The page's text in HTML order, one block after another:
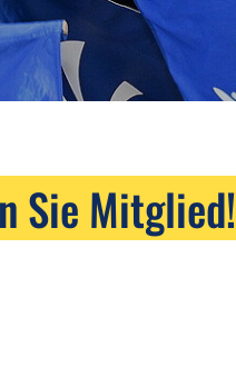
Sie Mitglied!